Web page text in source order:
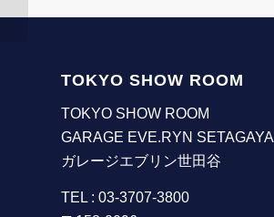
TOKYO SHOW ROOM
TOKYO SHOW ROOM
GARAGE EVE.RYN SETAGAYA
ガレージエブリン世田谷
TEL : 03-3707-3800